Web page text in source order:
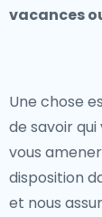
vacances
Une chose
de savoir
vous
disposition
et nous